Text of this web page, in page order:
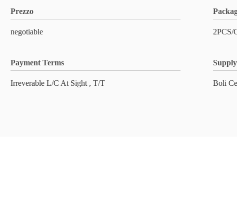
Prezzo
negotiable 2PCS/
Payment Terms
Irreverable L/C At Sight , T/T Boli